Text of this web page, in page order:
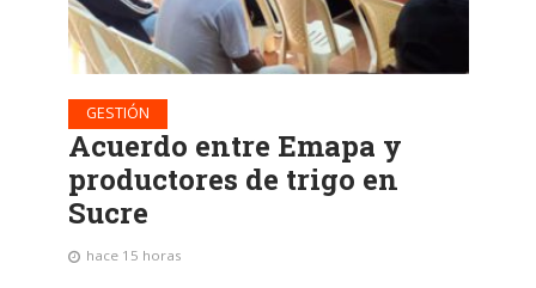
GESTIÓN
Acuerdo entre Emapa y
productores de trigo en
Sucre
hace 15 horas